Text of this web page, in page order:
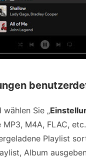
wählen Sie „
M4A, FLAC,
Playlist
Album